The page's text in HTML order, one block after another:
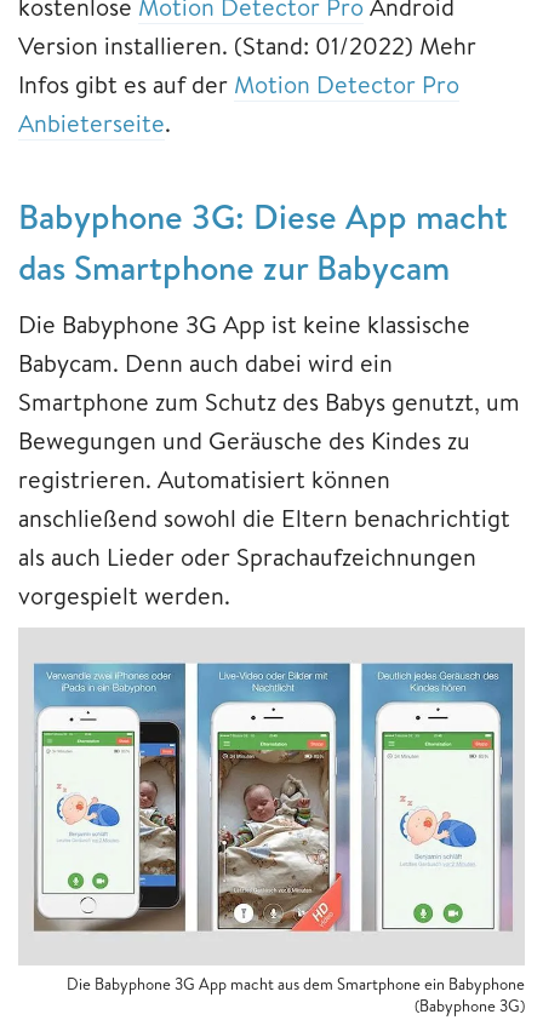
kostenlose Motion Detector ProAndroid
Version installieren. (Stand: 01/2022) Mehr
Infos gibt es auf der Motion Detector Pro
Anbieterseite.
Babyphone 3G: Diese App macht
das Smartphone zur Babycam
Die Babyphone 3G App ist keine klassische
Babycam. Denn auch dabei wird ein
Smartphone zum Schutz des Babys genutzt, um
Bewegungen und Geräusche des Kindes zu
registrieren. Automatisiert können
anschließend sowohl die Eltern benachrichtigt
als auch Lieder oder Sprachaufzeichnungen
vorgespielt werden.
Die Babyphone 3G App macht aus dem Smartphone ein Babyphone
(Babyphone 3G)